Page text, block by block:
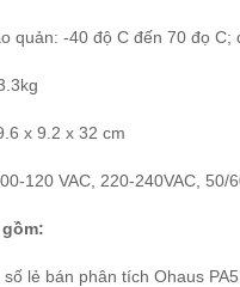
quản: -40 độ C đến 70 đọ
x 9.2 x 32 cm
120 VAC, 220-240VAC, 50/
lẻ bán phân tích Ohaus